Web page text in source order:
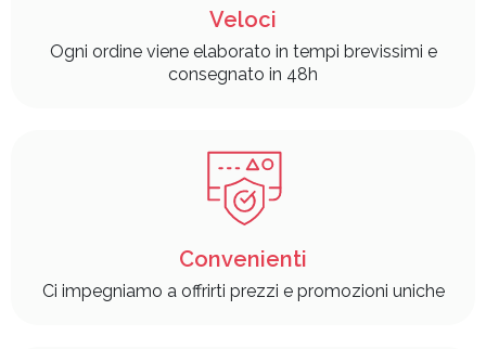
Veloci
Ogni ordine viene elaborato in tempi brevissimi e
consegnato in 48h
Convenienti
Ci impegniamo a offrirti prezzi e promozioni uniche